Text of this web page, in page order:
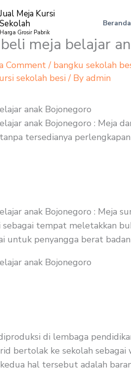
Jual Meja Kursi
Sekolah
Harga Grosir Pabrik
Beranda
meja belajar
Comment / bangku sekolah
sekolah besi/ By admin
anak Bojonegoro
anak Bojonegoro : Meja
tersedianya
anak Bojonegoro : Meja
sebagai tempat meletakkan
untuk penyangga berat
anak Bojonegoro
di lembaga
bertolak ke sekolah
hal tersebut adalah